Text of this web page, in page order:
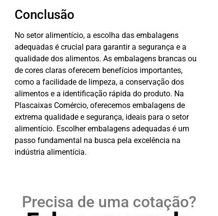
Conclusão
No setor alimentício, a escolha das embalagens
adequadas é crucial para garantir a segurança e a
qualidade dos alimentos. As embalagens brancas ou
de cores claras oferecem benefícios importantes,
como a facilidade de limpeza, a conservação dos
alimentos e a identificação rápida do produto. Na
Plascaixas Comércio, oferecemos embalagens de
extrema qualidade e segurança, ideais para o setor
alimentício. Escolher embalagens adequadas é um
passo fundamental na busca pela excelência na
indústria alimentícia.
Precisa de uma cotação?